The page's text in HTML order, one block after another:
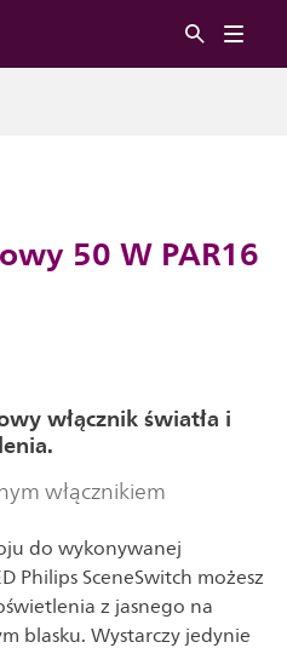
50 W PAR16
włącznik światła i
włącznikiem
do wykonywanej
Philips SceneSwitch możesz
z jasnego na
blasku. Wystarczy jedynie